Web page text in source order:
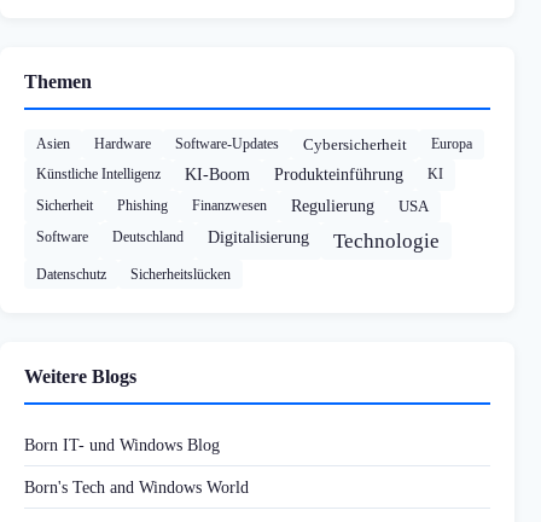
Themen
Asien Hardware Software-Updates Cybersicherheit
Europa
Künstliche Intelligenz
KI-Boom Produkteinführung
KI
Sicherheit
Phishing Finanzwesen Regulierung USA
Software Deutschland Digitalisierung Technologie
Datenschutz Sicherheitslücken
Weitere Blogs
Born IT- und Windows Blog
Born's Tech and Windows World